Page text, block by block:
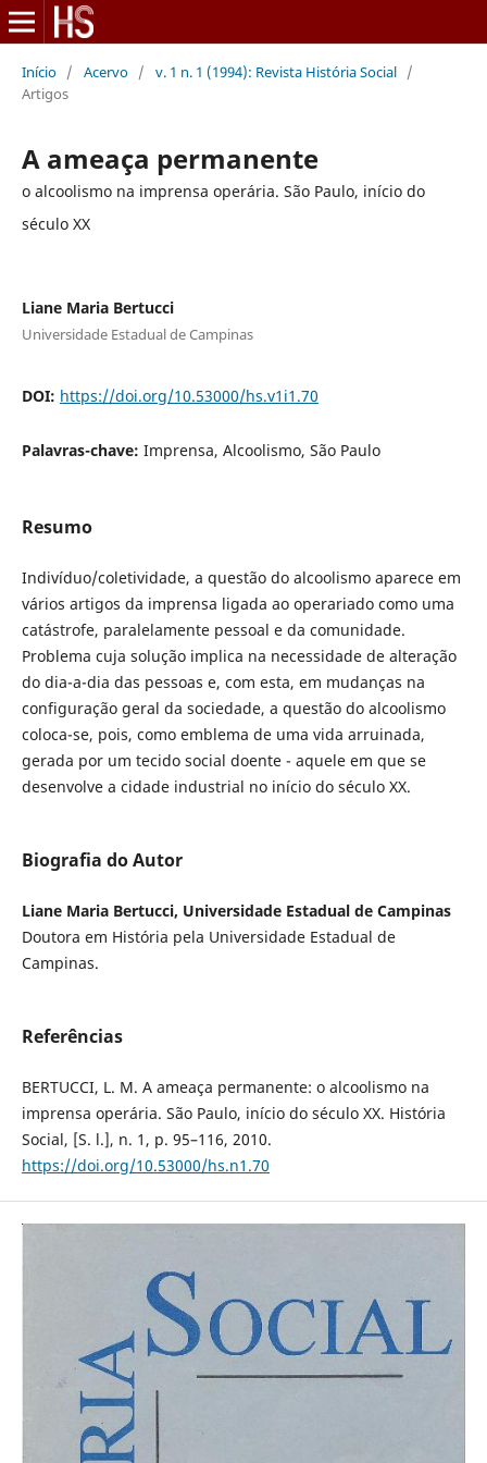
Início / Acervo / v. 1 n. 1 (1994): Revista História Social /
Artigos
A ameaça permanente
o alcoolismo na imprensa operária. São Paulo, início do
século XX
Liane Maria Bertucci
Universidade Estadual de Campinas
DOI: https://doi.org/10.53000/hs.v1i1.70
Palavras-chave: Imprensa, Alcoolismo, São Paulo
Resumo
Indivíduo/coletividade, a questão do alcoolismo aparece em
vários artigos da imprensa ligada ao operariado como uma
catástrofe, paralelamente pessoal e da comunidade.
Problema cuja solução implica na necessidade de alteração
do dia-a-dia das pessoas e, com esta, em mudanças na
configuração geral da sociedade, a questão do alcoolismo
coloca-se, pois, como emblema de uma vida arruinada,
gerada por um tecido social doente - aquele em que se
desenvolve a cidade industrial no início do século XX.
Biografia do Autor
Liane Maria Bertucci, Universidade Estadual de Campinas
Doutora em História pela Universidade Estadual de
Campinas.
Referências
BERTUCCI, L. M. A ameaça permanente: o alcoolismo na
imprensa operária. São Paulo, início do século XX. História
Social, [S. l.], n. 1, p. 95–116, 2010.
https://doi.org/10.53000/hs.n1.70